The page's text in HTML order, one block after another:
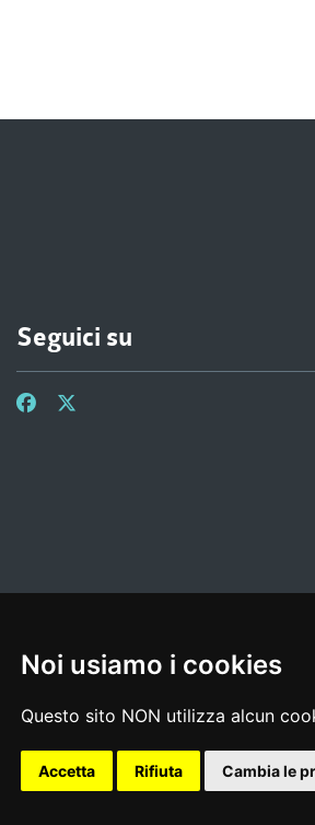
Noi usiamo i cookies
Questo sito NON utilizza alcun
Accetta Rifiuta Cambia le
Seguici su
privacy |social media policy |